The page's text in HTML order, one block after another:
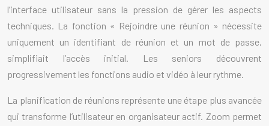
l’interface utilisateur sans la pression de gérer les aspects
techniques. La fonction « Rejoindre une réunion » nécessite
uniquement un identifiant de réunion et un mot de passe,
simplifiait l’accès initial. Les seniors découvrent
progressivement les fonctions audio et vidéo à leur rythme.
La planification de réunions représente une étape plus avancée
qui transforme l’utilisateur en organisateur actif. Zoom permet